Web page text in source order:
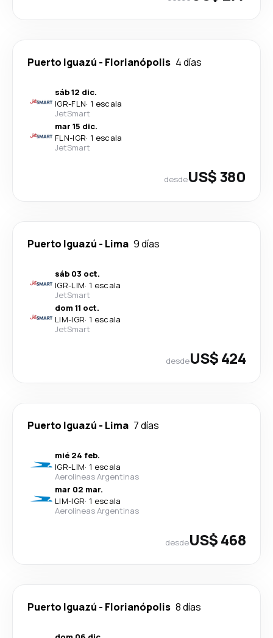
Puerto Iguazú - Florianópolis 4 días
sáb 12 dic.
IGR-FLN· 1 escala
JetSmart
mar 15 dic.
FLN-IGR· 1 escala
JetSmart
desdeUS$ 380
Puerto Iguazú - Lima 9 días
sáb 03 oct.
IGR-LIM· 1 escala
JetSmart
dom 11 oct.
LIM-IGR· 1 escala
JetSmart
desdeUS$ 424
Puerto Iguazú - Lima 7 días
mié 24 feb.
IGR-LIM· 1 escala
Aerolineas Argentinas
mar 02 mar.
LIM-IGR· 1 escala
Aerolineas Argentinas
desdeUS$ 468
Puerto Iguazú - Florianópolis 8 días